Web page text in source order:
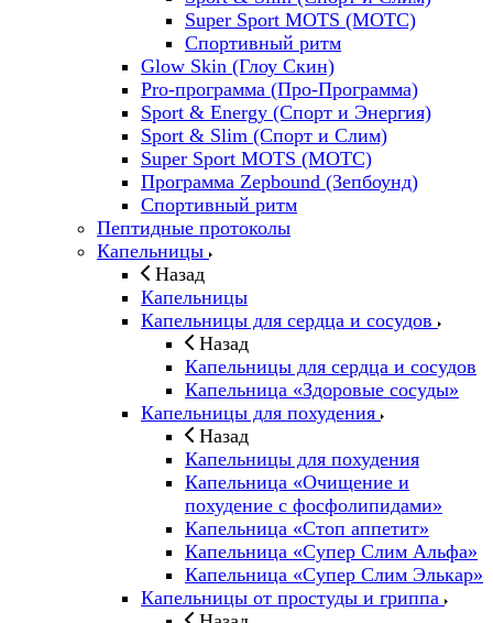
Super Sport MOTS (МОТС)
Спортивный ритм
Glow Skin (Глоу Скин)
Pro-программа (Про-Программа)
Sport & Energy (Спорт и Энергия)
Sport & Slim (Спорт и Слим)
Super Sport MOTS (МОТС)
Программа Zepbound (Зепбоунд)
Спортивный ритм
Пептидные протоколы
Капельницы
Назад
Капельницы
Капельницы для сердца и сосудов
Назад
Капельницы для сердца и сосудов
Капельница «Здоровые сосуды»
Капельницы для похудения
Назад
Капельницы для похудения
Капельница «Очищение и
похудение с фосфолипидами»
Капельница «Стоп аппетит»
Капельница «Супер Слим Альфа»
Капельница «Супер Слим Элькар»
Капельницы от простуды и гриппа